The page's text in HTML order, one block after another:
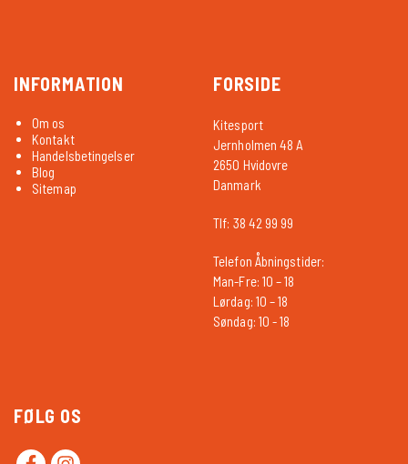
INFORMATION
Om os
Kontakt
Handelsbetingelser
Blog
Sitemap
FORSIDE
Kitesport
Jernholmen 48 A
2650 Hvidovre
Danmark
Tlf: 38 42 99 99
Telefon Åbningstider:
Man-Fre: 10 – 18
Lørdag: 10 – 18
Søndag: 10 - 18
FØLG OS